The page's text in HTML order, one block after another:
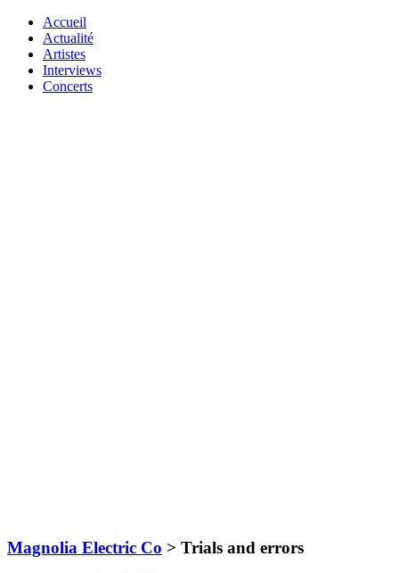
Accueil
Actualité
Artistes
Interviews
Concerts
Magnolia Electric Co > Trials and errors